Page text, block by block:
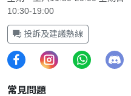
10:30-19:00
投訴及建議熱線
常見問題